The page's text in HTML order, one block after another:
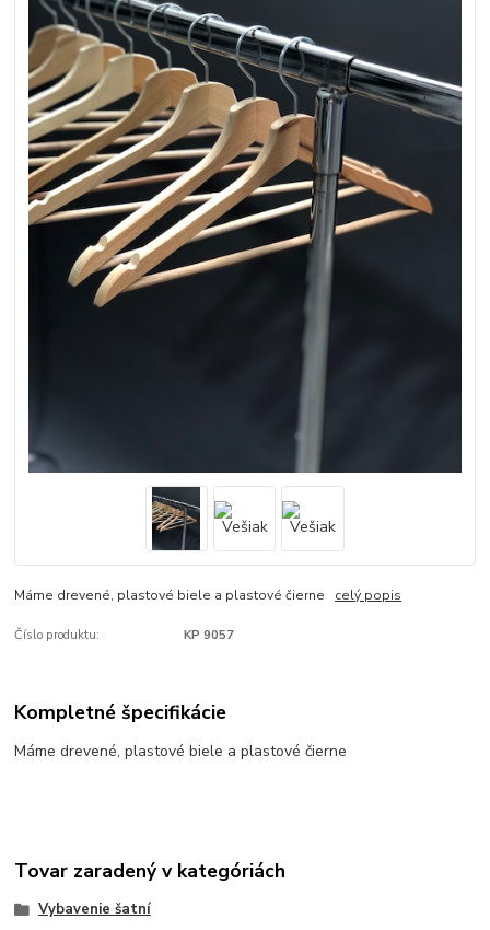
Máme drevené, plastové biele a plastové čierne celý popis
Číslo produktu: KP 9057
Kompletné špecifikácie
Máme drevené, plastové biele a plastové čierne
Tovar zaradený v kategóriách
Vybavenie šatní